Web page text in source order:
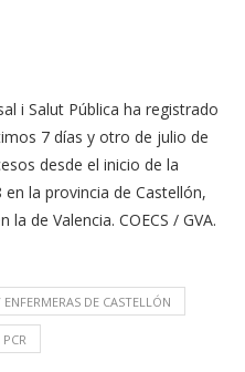
i Salut Pública ha registrado
7 días y otro de julio de
desde el inicio de la
la provincia de Castellón,
de Valencia. COECS / GVA.
DE CASTELLÓN
PCR